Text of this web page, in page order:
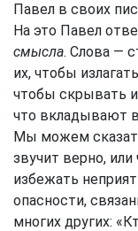
Павел в своих
На это Павел
смысла. Слова —
их, чтобы
чтобы скрывать
что вкладывают в
Мы можем
звучит верно,
избежать
опасности,
многих других: